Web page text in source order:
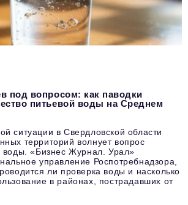
под вопросом: как паводки
питьевой воды на Среднем
ситуации в Свердловской области
территорий волнует вопрос
воды. «Бизнес Журнал. Урал»
управление Роспотребнадзора,
ли проверка воды и насколько
в районах, пострадавших от